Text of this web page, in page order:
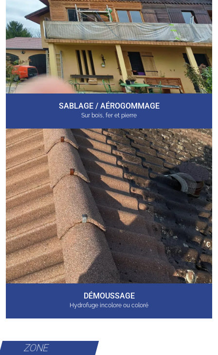
SABLAGE / AÉROGOMMAGE
Sur bois, fer et pierre
DÉMOUSSAGE
Hydrofuge incolore ou coloré
ZONE